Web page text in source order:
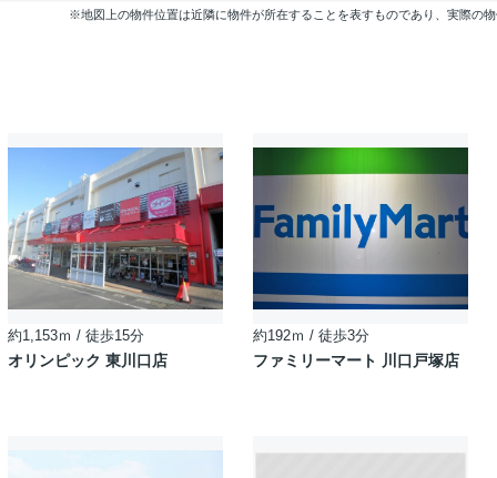
※地図上の物件位置は近隣に物件が所在することを表すものであり、実際の
約1,153ｍ / 徒歩15分
オリンピック 東川口店
約192ｍ / 徒歩3分
ファミリーマート 川口戸塚店